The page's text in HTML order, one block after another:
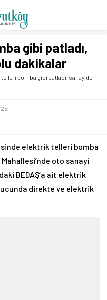
gibi patladı,
dakikalar
telleri bomba gibi patladı, sanayide
elektrik telleri bomba
oto sanayi
BEDAŞ’a ait elektrik
direkte ve elektrik